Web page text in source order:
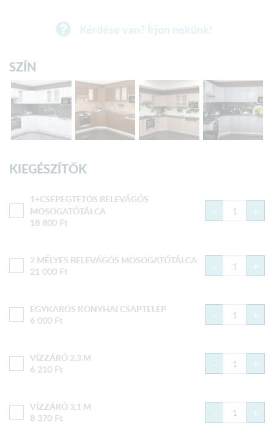
Kérdése van? Írjon nekünk!
SZÍN
KIEGÉSZÍTŐK
1+CSEPEGTETŐS BELEVÁGÓS
MOSOGATÓTÁLCA
18 800 Ft
- +
2 MÉLYES BELEVÁGÓS MOSOGATÓTÁLCA
21 000 Ft - +
EGYKAROS KONYHAI CSAPTELEP
6 000 Ft - +
VÍZZÁRÓ 2,3 M
6 210 Ft - +
VÍZZÁRÓ 3,1 M
8 370 Ft - +